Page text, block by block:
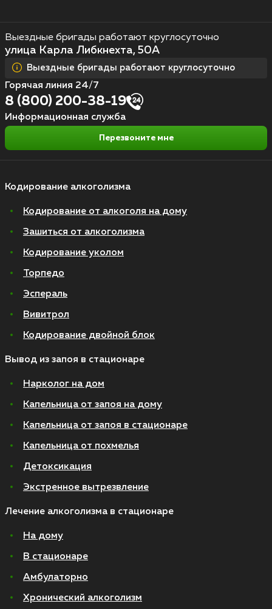
Кодирование алкоголизма
Кодирование от алкоголя на дому
Зашиться от алкоголизма
Кодирование уколом
Торпедо
Эспераль
Вивитрол
Кодирование двойной блок
Вывод из запоя в стационаре
Нарколог на дом
Капельница от запоя на дому
Капельница от запоя в стационаре
Капельница от похмелья
Детоксикация
Экстренное вытрезвление
Лечение алкоголизма в стационаре
На дому
В стационаре
Амбулаторно
Хронический алкоголизм
Выездные бригады работают круглосуточно
улица Карла Либкнехта, 50А
Выездные бригады работают круглосуточно
Горячая линия 24/7
8 (800) 200-38-19
Информационная служба
Перезвоните мне